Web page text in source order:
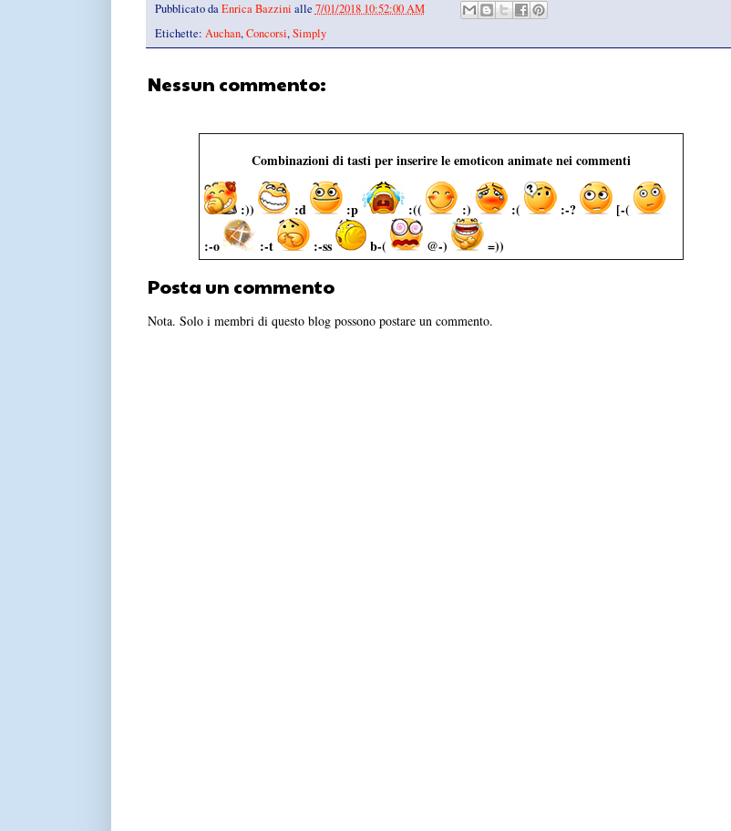
Pubblicato daEnrica Bazzini alle 7/01/2018 10:52:00 AM
Etichette: Auchan,Concorsi,Simply
Nessun commento:
Combinazioni di tasti per inserire le emoticon animate nei commenti
:)) :d :p :(( :) :( :-?
[-(
:-o
:-t :-ss b-( @-) =))
Posta un commento
Nota. Solo i membri di questo blog possono postare un commento.